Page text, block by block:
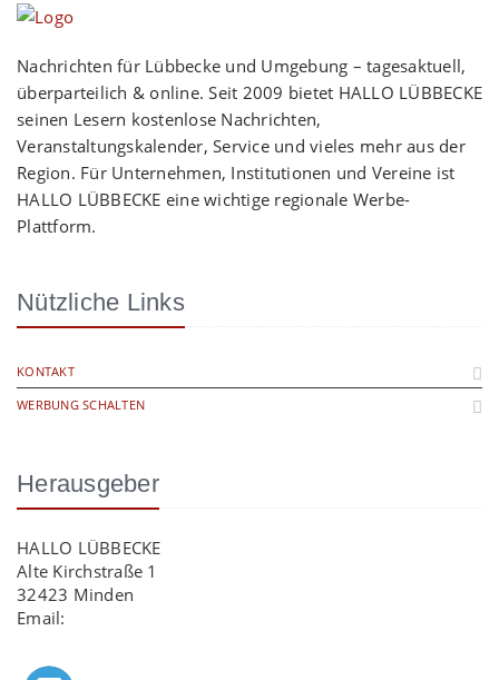
Nachrichten für Lübbecke und Umgebung – tagesaktuell,
überparteilich & online. Seit 2009 bietet HALLO LÜBBECKE
seinen Lesern kostenlose Nachrichten,
Veranstaltungskalender, Service und vieles mehr aus der
Region. Für Unternehmen, Institutionen und Vereine ist
HALLO LÜBBECKE eine wichtige regionale Werbe-
Plattform.
Nützliche Links
KONTAKT
WERBUNG SCHALTEN
Herausgeber
HALLO LÜBBECKE
Alte Kirchstraße 1
32423 Minden
Email: